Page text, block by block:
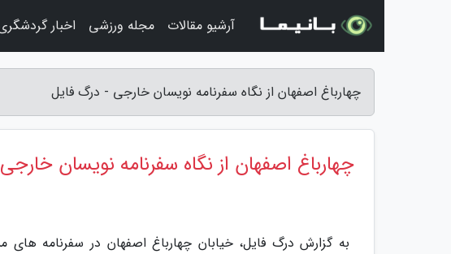
چهارباغ اصفهان از نگاه سفرنامه نویسان خارجی - درگ فایل
چهارباغ اصفهان از نگاه سفرنامه نویسان خارجی
به گزارش درگ فایل، خیابان چهارباغ اصفهان در سفرنامه های
آرشیو مقالات مجله ورزشی اخبار